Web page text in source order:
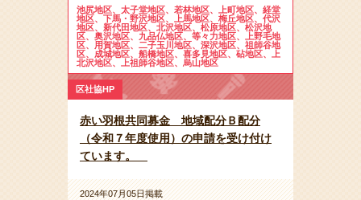
池尻地区、太子堂地区、若林地区、上町地区、経堂
地区、下馬・野沢地区、上馬地区、梅丘地区、代沢
地区、新代田地区、北沢地区、松原地区、松沢地
区、奥沢地区、九品仏地区、等々力地区、上野毛地
区、用賀地区、二子玉川地区、深沢地区、祖師谷地
区、成城地区、船橋地区、喜多見地区、砧地区、上
北沢地区、上祖師谷地区、烏山地区
区社協HP
赤い羽根共同募金 地域配分Ｂ配分
（令和７年度使用）の申請を受け付け
ています。
2024年07月05日掲載